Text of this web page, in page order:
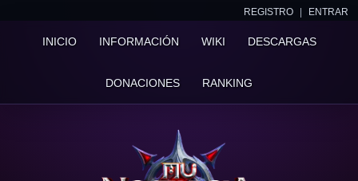
REGISTRO ENTRAR
INICIO INFORMACIÓN WIKI DESCARGAS
DONACIONES RANKING